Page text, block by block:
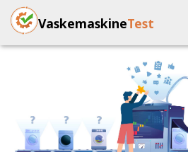
VaskemaskineTest